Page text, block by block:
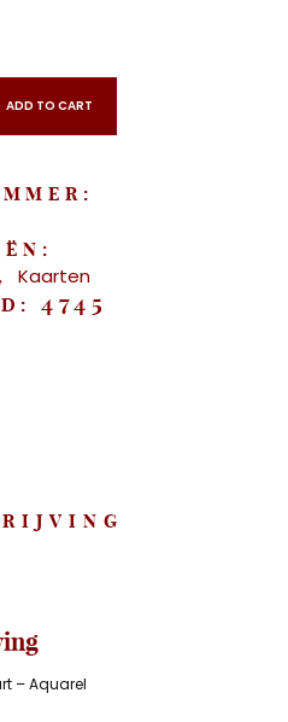
ADD TO CART
Kaarten
4745
– Aquarel